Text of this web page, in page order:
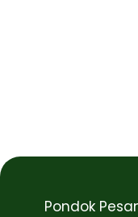
Pondok